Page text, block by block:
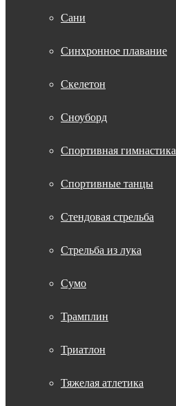
Сани
Синхронное плавание
Скелетон
Сноуборд
Спортивная гимнастика
Спортивные танцы
Стендовая стрельба
Стрельба из лука
Сумо
Трамплин
Триатлон
Тяжелая атлетика